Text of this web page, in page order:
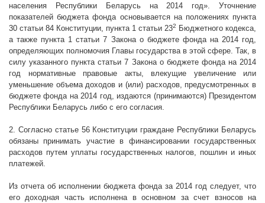
населения Республики Беларусь на 2014 год». Уточнение
показателей бюджета фонда основывается на положениях пункта
30 статьи 84 Конституции, пункта 1 статьи 232
Бюджетного кодекса,
а также пункта 1 статьи 7 Закона о бюджете фонда на 2014 год,
определяющих полномочия Главы государства в этой сфере. Так, в
силу указанного пункта статьи 7 Закона о бюджете фонда на 2014
год нормативные правовые акты, влекущие увеличение или
уменьшение объема доходов и (или) расходов, предусмотренных в
бюджете фонда на 2014 год, издаются (принимаются) Президентом
Республики Беларусь либо с его согласия.
2. Согласно статье 56 Конституции граждане Республики Беларусь
обязаны принимать участие в финансировании государственных
расходов путем уплаты государственных налогов, пошлин и иных
платежей.
Из отчета об исполнении бюджета фонда за 2014 год следует, что
его доходная часть исполнена в основном за счет взносов на